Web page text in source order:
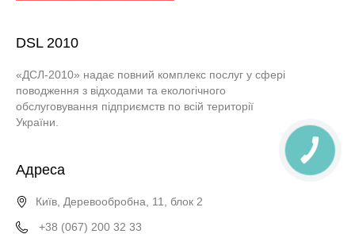
DSL 2010
«ДСЛ-2010» надає повний комплекс послуг у сфері
поводження з відходами та екологічного
обслуговування підприємств по всій території
України.
Адреса
Київ, Деревообробна, 11, блок 2
+38 (067) 200 32 33